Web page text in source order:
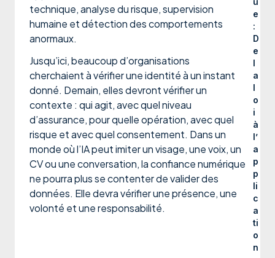
technique, analyse du risque, supervision
humaine et détection des comportements
anormaux.
Jusqu’ici, beaucoup d’organisations
cherchaient à vérifier une identité à un instant
donné. Demain, elles devront vérifier un
contexte : qui agit, avec quel niveau
d’assurance, pour quelle opération, avec quel
risque et avec quel consentement. Dans un
monde où l’IA peut imiter un visage, une voix, un
CV ou une conversation, la confiance numérique
ne pourra plus se contenter de valider des
données. Elle devra vérifier une présence, une
volonté et une responsabilité.
e
:
D
e
l
a
l
o
i
à
l’
a
p
p
li
c
a
ti
o
n